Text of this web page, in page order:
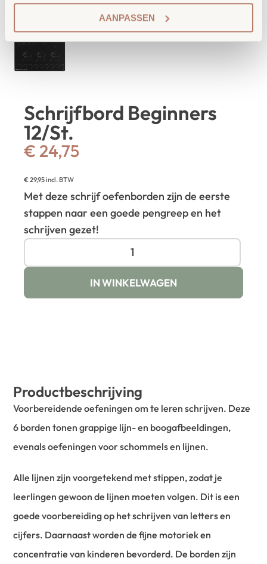
AANPASSEN
Schrijfbord Beginners
12/St.
€ 24,75
€29,95incl. BTW
Met deze schrijf oefenborden zijn de eerste
stappen naar een goede pengreep en het
schrijven gezet!
IN WINKELWAGEN
Productbeschrijving
Voorbereidende oefeningen om te leren schrijven. Deze
6 borden tonen grappige lijn- en boogafbeeldingen,
evenals oefeningen voor schommels en lijnen.
Alle lijnen zijn voorgetekend met stippen, zodat je
leerlingen gewoon de lijnen moeten volgen. Dit is een
goede voorbereiding op het schrijven van letters en
cijfers. Daarnaast worden de fijne motoriek en
concentratie van kinderen bevorderd. De borden zijn